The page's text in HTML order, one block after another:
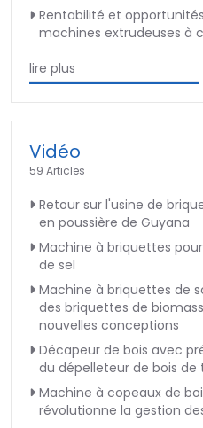
Rentabilité et
machines extrudeuses à
lire plus
Vidéo
59 Articles
Retour sur l'usine de
en poussière de Guyana
Machine à briquettes
de sel
Machine à briquettes de
des briquettes de
nouvelles conceptions
Décapeur de bois avec
du dépelleteur de bois de
Machine à copeaux de
révolutionne la gestion